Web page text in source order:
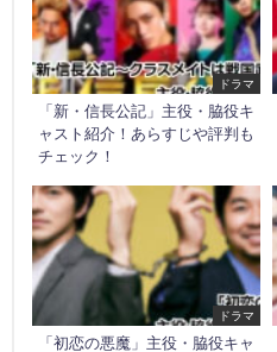
ドラマ
「新・信長公記」主役・脇役キ
ャスト紹介！あらすじや評判も
チェック！
ドラマ
「初恋の悪魔」主役・脇役キャ